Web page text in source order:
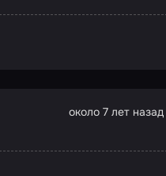
около 7 лет назад